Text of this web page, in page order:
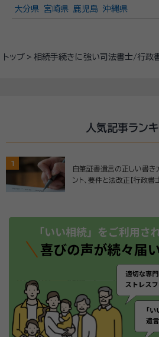
トップ 相続手続きに強い司法書士/行政
大分県
宮崎県 鹿児島 沖縄県
人気記事ラン
1
自筆証書遺言の正しい書き
ント、要件と法改正【行政書